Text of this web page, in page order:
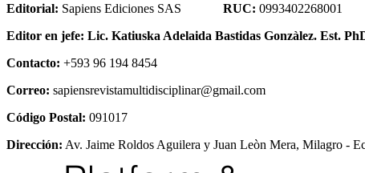
Editorial: Sapiens Ediciones SAS RUC: 0993402268001
Editor en jefe: Lic. Katiuska Adelaida Bastidas Gonzàlez. Est.
Contacto: +593 96 194 8454
Correo: sapiensrevistamultidisciplinar@gmail.com
Código Postal: 091017
Dirección: Av. Jaime Roldos Aguilera y Juan Leòn Mera, Milagro -